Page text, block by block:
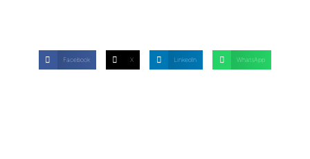
Facebook X LinkedIn WhatsApp